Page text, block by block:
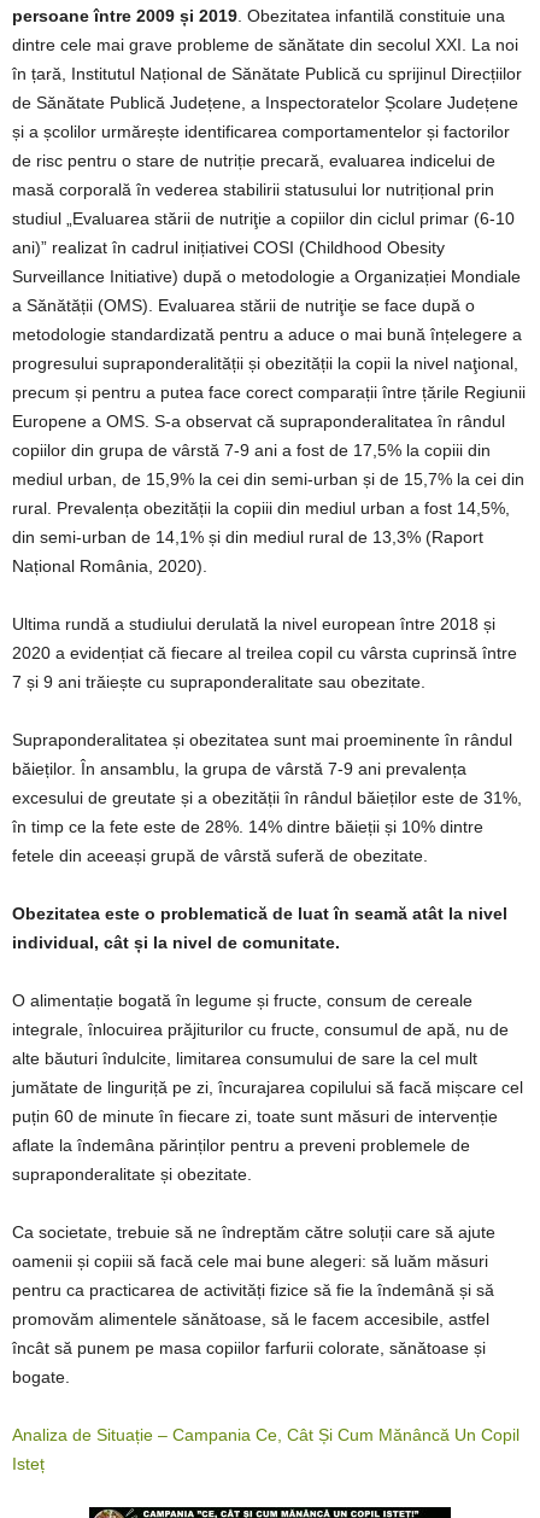
persoane între 2009 și 2019 . Obezitatea infantilă constituie una
dintre cele mai grave probleme de sănătate din secolul XXI. La noi
în țară, Institutul Național de Sănătate Publică cu sprijinul Direcțiilor
de Sănătate Publică Județene, a Inspectoratelor Școlare Județene
și a școlilor urmărește identificarea comportamentelor și factorilor
de risc pentru o stare de nutriție precară, evaluarea indicelui de
masă corporală în vederea stabilirii statusului lor nutrițional prin
studiul „Evaluarea stării de nutriţie a copiilor din ciclul primar (6-10
ani)” realizat în cadrul inițiativei COSI (Childhood Obesity
Surveillance Initiative) după o metodologie a Organizației Mondiale
a Sănătății (OMS). Evaluarea stării de nutriţie se face după o
metodologie standardizată pentru a aduce o mai bună înțelegere a
progresului supraponderalității și obezității la copii la nivel naţional,
precum și pentru a putea face corect comparații între țările Regiunii
Europene a OMS. S-a observat că supraponderalitatea în rândul
copiilor din grupa de vârstă 7-9 ani a fost de 17,5% la copiii din
mediul urban, de 15,9% la cei din semi-urban și de 15,7% la cei din
rural. Prevalența obezității la copiii din mediul urban a fost 14,5%,
din semi-urban de 14,1% și din mediul rural de 13,3% (Raport
Național România, 2020).
Ultima rundă a studiului derulată la nivel european între 2018 și
2020 a evidențiat că fiecare al treilea copil cu vârsta cuprinsă între
7 și 9 ani trăiește cu supraponderalitate sau obezitate.
Supraponderalitatea și obezitatea sunt mai proeminente în rândul
băieților. În ansamblu, la grupa de vârstă 7-9 ani prevalența
excesului de greutate și a obezității în rândul băieților este de 31%,
în timp ce la fete este de 28%. 14% dintre băieții și 10% dintre
fetele din aceeași grupă de vârstă suferă de obezitate.
Obezitatea este o problematică de luat în seamă atât la nivel
individual, cât și la nivel de comunitate.
O alimentație bogată în legume și fructe, consum de cereale
integrale, înlocuirea prăjiturilor cu fructe, consumul de apă, nu de
alte băuturi îndulcite, limitarea consumului de sare la cel mult
jumătate de linguriță pe zi, încurajarea copilului să facă mișcare cel
puțin 60 de minute în fiecare zi, toate sunt măsuri de intervenție
aflate la îndemâna părinților pentru a preveni problemele de
supraponderalitate și obezitate.
Ca societate, trebuie să ne îndreptăm către soluții care să ajute
oamenii și copiii să facă cele mai bune alegeri: să luăm măsuri
pentru ca practicarea de activități fizice să fie la îndemână și să
promovăm alimentele sănătoase, să le facem accesibile, astfel
încât să punem pe masa copiilor farfurii colorate, sănătoase și
bogate.
Analiza de Situație – Campania Ce, Cât Și Cum Mănâncă Un Copil
Isteț